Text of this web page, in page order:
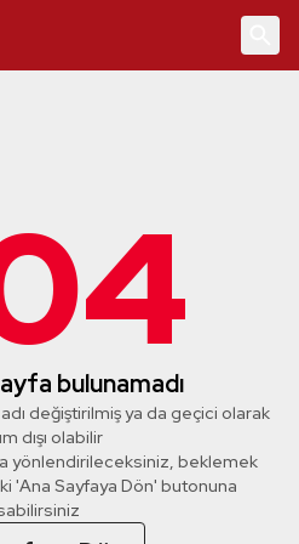
bulunamadı
adı değiştirilmiş ya da geçici olarak
dışı olabilir
yönlendirileceksiniz, beklemek
'Ana Sayfaya Dön' butonuna